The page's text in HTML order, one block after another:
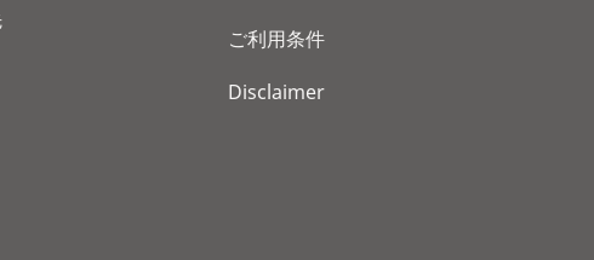
ご利用条件
Disclaimer